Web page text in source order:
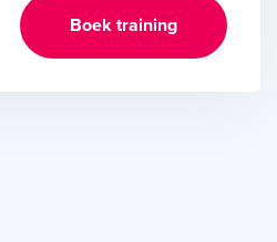
Boek training